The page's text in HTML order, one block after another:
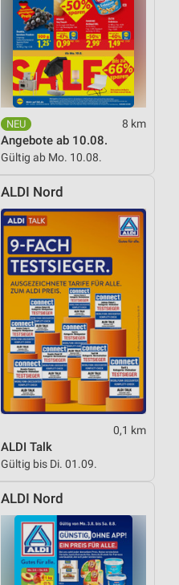
8 km
Angebote ab 10.08.
Gültig ab Mo. 10.08.
ALDI Nord
0,1 km
ALDI Talk
Gültig bis Di. 01.09.
ALDI Nord
Statistiken oder
der Angebote
zur Auswahl von